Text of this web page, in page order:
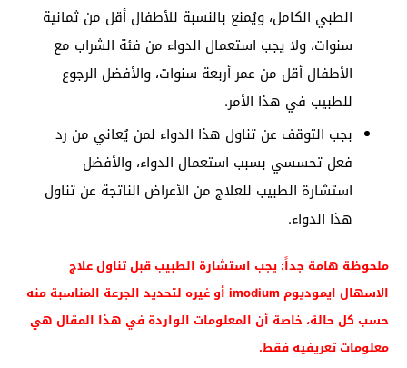
الطبي الكامل، ويُمنع بالنسبة للأطفال أقل من ثمانية
سنوات، ولا يجب استعمال الدواء من فئة الشراب مع
الأطفال أقل من عمر أربعة سنوات، والأفضل الرجوع
للطبيب في هذا الأمر.
بجب التوقف عن تناول هذا الدواء لمن يُعاني من رد
فعل تحسسي بسبب استعمال الدواء، والأفضل
استشارة الطبيب للعلاج من الأعراض الناتجة عن تناول
هذا الدواء.
ملحوظة هامة جداً: يجب استشارة الطبيب قبل تناول علاج
الاسهال ايموديوم imodium أو غيره لتحديد الجرعة المناسبة منه
حسب كل حالة، خاصة أن المعلومات الواردة في هذا المقال هي
معلومات تعريفيه فقط.